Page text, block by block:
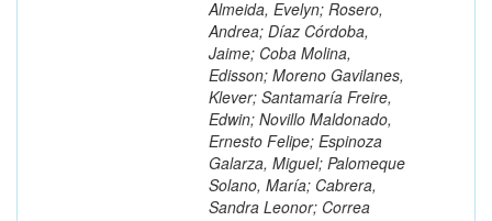
Almeida, Evelyn; Rosero,
Andrea; Díaz Córdoba,
Jaime; Coba Molina,
Edisson; Moreno Gavilanes,
Klever; Santamaría Freire,
Edwin; Novillo Maldonado,
Ernesto Felipe; Espinoza
Galarza, Miguel; Palomeque
Solano, María; Cabrera,
Sandra Leonor; Correa